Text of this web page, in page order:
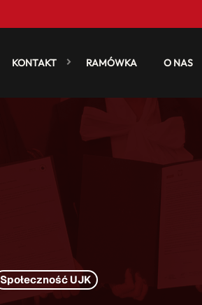
KONTAKT RAMÓWKA O NAS
Społeczność UJK